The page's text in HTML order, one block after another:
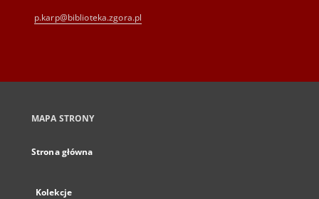
p.karp@biblioteka.zgora.pl
MAPA STRONY
Strona główna
Kolekcje